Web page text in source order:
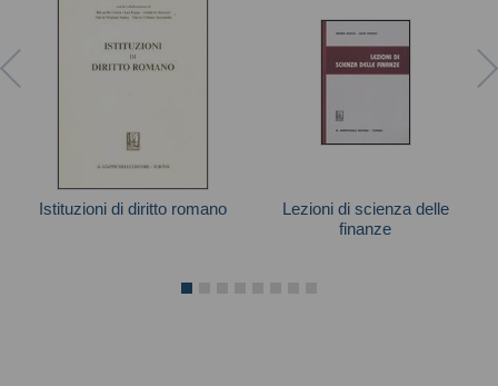
Istituzioni di diritto romano
Lezioni di scienza delle
finanze